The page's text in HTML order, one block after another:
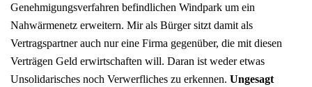
Genehmigungsverfahren befindlichen Windpark um ein
Nahwärmenetz erweitern. Mir als Bürger sitzt damit als
Vertragspartner auch nur eine Firma gegenüber, die mit diesen
Verträgen Geld erwirtschaften will. Daran ist weder etwas
Unsolidarisches noch Verwerfliches zu erkennen. Ungesagt